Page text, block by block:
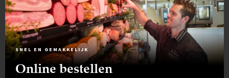
SNEL EN GEMAKKELIJK
Online bestellen